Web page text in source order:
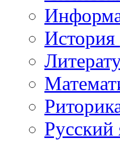
История
Русский